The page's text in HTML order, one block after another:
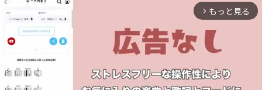
arrow_forward_ios もっと見る